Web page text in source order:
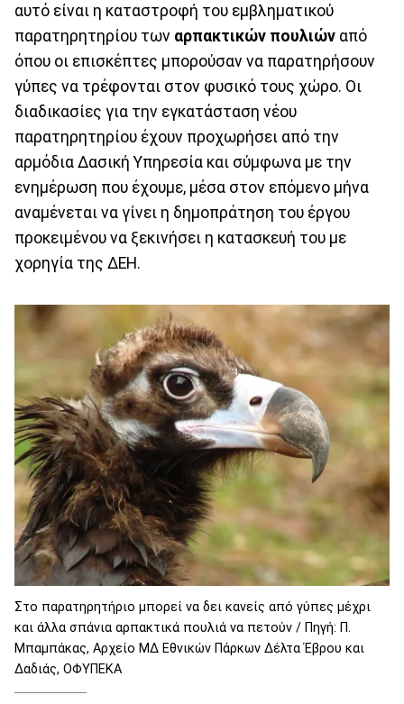
αυτό είναι η καταστροφή του εμβληματικού
παρατηρητηρίου των αρπακτικών πουλιών από
όπου οι επισκέπτες μπορούσαν να παρατηρήσουν
γύπες να τρέφονται στον φυσικό τους χώρο. Οι
διαδικασίες για την εγκατάσταση νέου
παρατηρητηρίου έχουν προχωρήσει από την
αρμόδια Δασική Υπηρεσία και σύμφωνα με την
ενημέρωση που έχουμε, μέσα στον επόμενο μήνα
αναμένεται να γίνει η δημοπράτηση του έργου
προκειμένου να ξεκινήσει η κατασκευή του με
χορηγία της ΔΕΗ.
Στο παρατηρητήριο μπορεί να δει κανείς από γύπες μέχρι
και άλλα σπάνια αρπακτικά πουλιά να πετούν / Πηγή: Π.
Μπαμπάκας, Αρχείο ΜΔ Εθνικών Πάρκων Δέλτα Έβρου και
Δαδιάς, ΟΦΥΠΕΚΑ